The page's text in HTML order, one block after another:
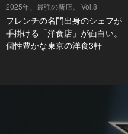
2025年、最強の新店。 Vol.8
フレンチの名門出身のシェフが
手掛ける「洋食店」が面白い。
個性豊かな東京の洋食3軒